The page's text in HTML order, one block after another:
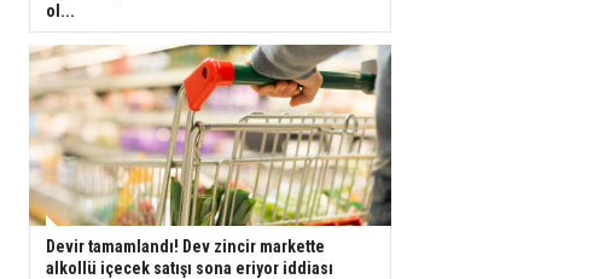
ol...
Devir tamamlandı! Dev zincir markette
alkollü içecek satışı sona eriyor iddiası